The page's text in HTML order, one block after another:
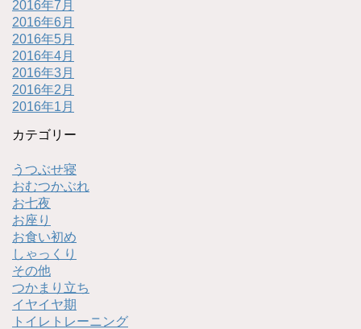
2016年7月
2016年6月
2016年5月
2016年4月
2016年3月
2016年2月
2016年1月
カテゴリー
うつぶせ寝
おむつかぶれ
お七夜
お座り
お食い初め
しゃっくり
その他
つかまり立ち
イヤイヤ期
トイレトレーニング